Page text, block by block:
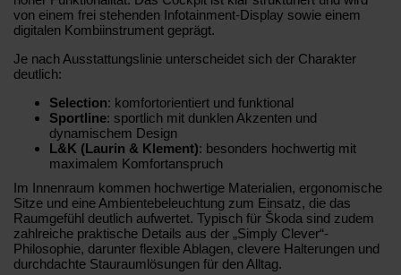
von einem frei stehenden Infotainment-Display sowie einem
digitalen Kombiinstrument geprägt.
Je nach Ausstattungslinie unterscheidet sich der Charakter
deutlich:
Selection: komfortorientiert und funktional
Sportline: sportlich mit dunklen Akzenten und
dynamischem Design
L&K (Laurin & Klement): besonders hochwertig mit
maximalem Komfortanspruch
Im Innenraum kommen hochwertige Materialien, ergonomische
Sitze und eine Ambientebeleuchtung zum Einsatz, die das
Raumgefühl deutlich aufwertet. Typisch für Škoda sind zudem
zahlreiche praktische Details aus der „Simply Clever“-
Philosophie, darunter flexible Ablagen, clevere Halterungen und
durchdachte Stauraumlösungen für den Alltag.